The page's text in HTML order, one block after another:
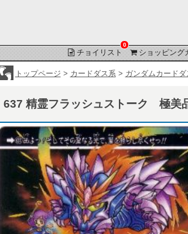
チョイリスト
0
ショッピング
トップページ > カードダス系> ガンダムカードダ
637 精霊フラッシュストーク 極美